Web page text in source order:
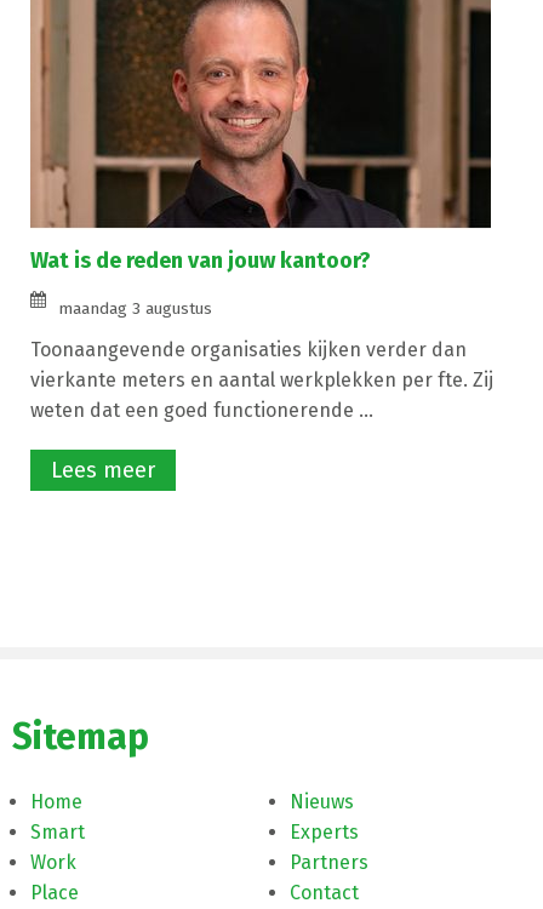
Wat is de reden van jouw kantoor?
maandag 3 augustus
Toonaangevende organisaties kijken verder dan
vierkante meters en aantal werkplekken per fte. Zij
weten dat een goed functionerende ...
Lees meer
Sitemap
Home
Smart
Work
Place
Nieuws
Experts
Partners
Contact